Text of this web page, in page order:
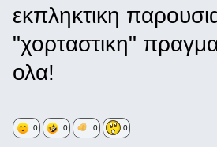
εκπληκτικη
"χορταστικη"
ολα!
0 0 0 0